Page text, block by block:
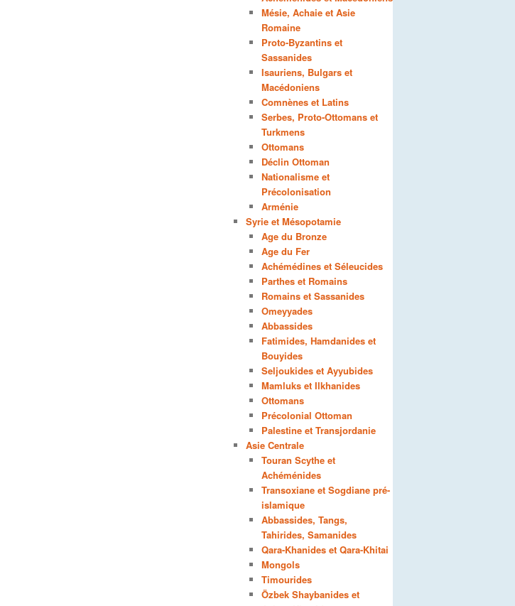
Mésie, Achaie et Asie
Romaine
Proto-Byzantins et
Sassanides
Isauriens, Bulgars et
Macédoniens
Comnènes et Latins
Serbes, Proto-Ottomans et
Turkmens
Ottomans
Déclin Ottoman
Nationalisme et
Précolonisation
Arménie
Syrie et Mésopotamie
Age du Bronze
Age du Fer
Achémédines et Séleucides
Parthes et Romains
Romains et Sassanides
Omeyyades
Abbassides
Fatimides, Hamdanides et
Bouyides
Seljoukides et Ayyubides
Mamluks et Ilkhanides
Ottomans
Précolonial Ottoman
Palestine et Transjordanie
Asie Centrale
Touran Scythe et
Achéménides
Transoxiane et Sogdiane pré-
islamique
Abbassides, Tangs,
Tahirides, Samanides
Qara-Khanides et Qara-Khitai
Mongols
Timourides
Özbek Shaybanides et